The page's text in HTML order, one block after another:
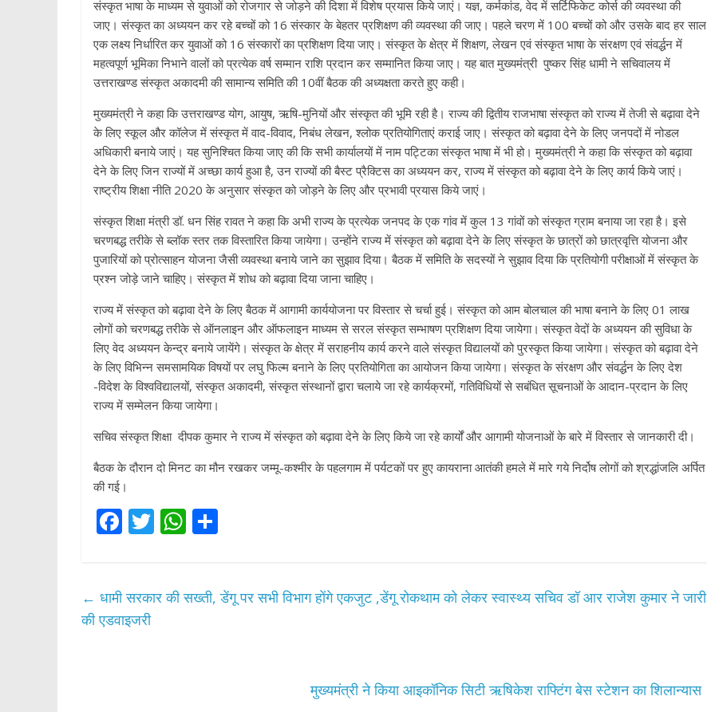
संस्कृत भाषा के माध्यम से युवाओं को रोजगार से जोड़ने की दिशा में विशेष प्रयास किये जाएं। यज्ञ, कर्मकांड, वेद में सर्टिफिकेट कोर्स की व्यवस्था की
जाए। संस्कृत का अध्ययन कर रहे बच्चों को 16 संस्कार के बेहतर प्रशिक्षण की व्यवस्था की जाए। पहले चरण में 100 बच्चों को और उसके बाद हर साल
एक लक्ष्य निर्धारित कर युवाओं को 16 संस्कारों का प्रशिक्षण दिया जाए। संस्कृत के क्षेत्र में शिक्षण, लेखन एवं संस्कृत भाषा के संरक्षण एवं संवर्द्धन में
महत्वपूर्ण भूमिका निभाने वालों को प्रत्येक वर्ष सम्मान राशि प्रदान कर सम्मानित किया जाए। यह बात मुख्यमंत्री पुष्कर सिंह धामी ने सचिवालय में
उत्तराखण्ड संस्कृत अकादमी की सामान्य समिति की 10वीं बैठक की अध्यक्षता करते हुए कही।
मुख्यमंत्री ने कहा कि उत्तराखण्ड योग, आयुष, ऋषि-मुनियों और संस्कृत की भूमि रही है। राज्य की द्वितीय राजभाषा संस्कृत को राज्य में तेजी से बढ़ावा देने
के लिए स्कूल और कॉलेज में संस्कृत में वाद-विवाद, निबंध लेखन, श्लोक प्रतियोगिताएं कराई जाए। संस्कृत को बढ़ावा देने के लिए जनपदों में नोडल
अधिकारी बनाये जाएं। यह सुनिश्चित किया जाए की कि सभी कार्यालयों में नाम पट्टिका संस्कृत भाषा में भी हो। मुख्यमंत्री ने कहा कि संस्कृत को बढ़ावा
देने के लिए जिन राज्यों में अच्छा कार्य हुआ है, उन राज्यों की बैस्ट प्रैक्टिस का अध्ययन कर, राज्य में संस्कृत को बढ़ावा देने के लिए कार्य किये जाएं।
राष्ट्रीय शिक्षा नीति 2020 के अनुसार संस्कृत को जोड़ने के लिए और प्रभावी प्रयास किये जाएं।
संस्कृत शिक्षा मंत्री डॉ. धन सिंह रावत ने कहा कि अभी राज्य के प्रत्येक जनपद के एक गांव में कुल 13 गांवों को संस्कृत ग्राम बनाया जा रहा है। इसे
चरणबद्ध तरीके से ब्लॉक स्तर तक विस्तारित किया जायेगा। उन्होंने राज्य में संस्कृत को बढ़ावा देने के लिए संस्कृत के छात्रों को छात्रवृत्ति योजना और
पुजारियों को प्रोत्साहन योजना जैसी व्यवस्था बनाये जाने का सुझाव दिया। बैठक में समिति के सदस्यों ने सुझाव दिया कि प्रतियोगी परीक्षाओं में संस्कृत के
प्रश्न जोड़े जाने चाहिए। संस्कृत में शोध को बढ़ावा दिया जाना चाहिए।
राज्य में संस्कृत को बढ़ावा देने के लिए बैठक में आगामी कार्ययोजना पर विस्तार से चर्चा हुई। संस्कृत को आम बोलचाल की भाषा बनाने के लिए 01 लाख
लोगों को चरणबद्ध तरीके से ऑनलाइन और ऑफलाइन माध्यम से सरल संस्कृत सम्भाषण प्रशिक्षण दिया जायेगा। संस्कृत वेदों के अध्ययन की सुविधा के
लिए वेद अध्ययन केन्द्र बनाये जायेंगे। संस्कृत के क्षेत्र में सराहनीय कार्य करने वाले संस्कृत विद्यालयों को पुरस्कृत किया जायेगा। संस्कृत को बढ़ावा देने
के लिए विभिन्न समसामयिक विषयों पर लघु फिल्म बनाने के लिए प्रतियोगिता का आयोजन किया जायेगा। संस्कृत के संरक्षण और संवर्द्धन के लिए देश
-विदेश के विश्वविद्यालयों, संस्कृत अकादमी, संस्कृत संस्थानों द्वारा चलाये जा रहे कार्यक्रमों, गतिविधियों से सबंधित सूचनाओं के आदान-प्रदान के लिए
राज्य में सम्मेलन किया जायेगा।
सचिव संस्कृत शिक्षा दीपक कुमार ने राज्य में संस्कृत को बढ़ावा देने के लिए किये जा रहे कार्यों और आगामी योजनाओं के बारे में विस्तार से जानकारी दी।
बैठक के दौरान दो मिनट का मौन रखकर जम्मू-कश्मीर के पहलगाम में पर्यटकों पर हुए कायराना आतंकी हमले में मारे गये निर्दोष लोगों को श्रद्धांजलि अर्पित
की गई।
F
b
o
T
er
W
s e
← धामी सरकार की सख्ती, डेंगू पर सभी विभाग होंगे एकजुट ,डेंगू रोकथाम को लेकर स्वास्थ्य सचिव डॉ आर राजेश कुमार ने जारी
की एडवाइजरी
मुख्यमंत्री ने किया आइकॉनिक सिटी ऋषिकेश राफ्टिंग बेस स्टेशन का शिलान्यास